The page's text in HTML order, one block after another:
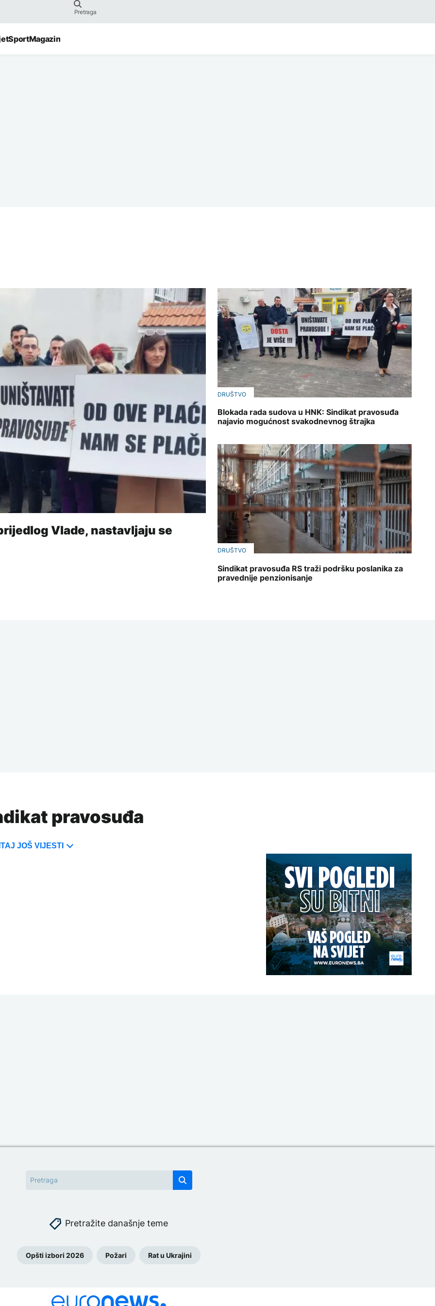
SportMagazin
Vlade, nastavljaju se
DRUŠTVO
Blokada rada sudova u HNK: Sindikat pravosuđa
najavio mogućnost svakodnevnog štrajka
DRUŠTVO
Sindikat pravosuđa RS traži podršku poslanika za
pravednije penzionisanje
pravosuđa
JOŠ VIJESTI
Pretražite današnje teme
Opšti izbori 2026 Požari Rat u Ukrajini